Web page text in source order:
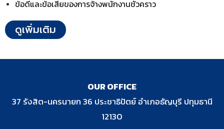
ข้อดีและข้อเสียของการจ้างพนักงานชั่วคราว​
ดูเพิ่มเติม
OUR OFFICE
37 รังสิต-นครนายก 36 ประชาธิปัตย์ อำเภอธัญบุรี ปทุมธานี
12130